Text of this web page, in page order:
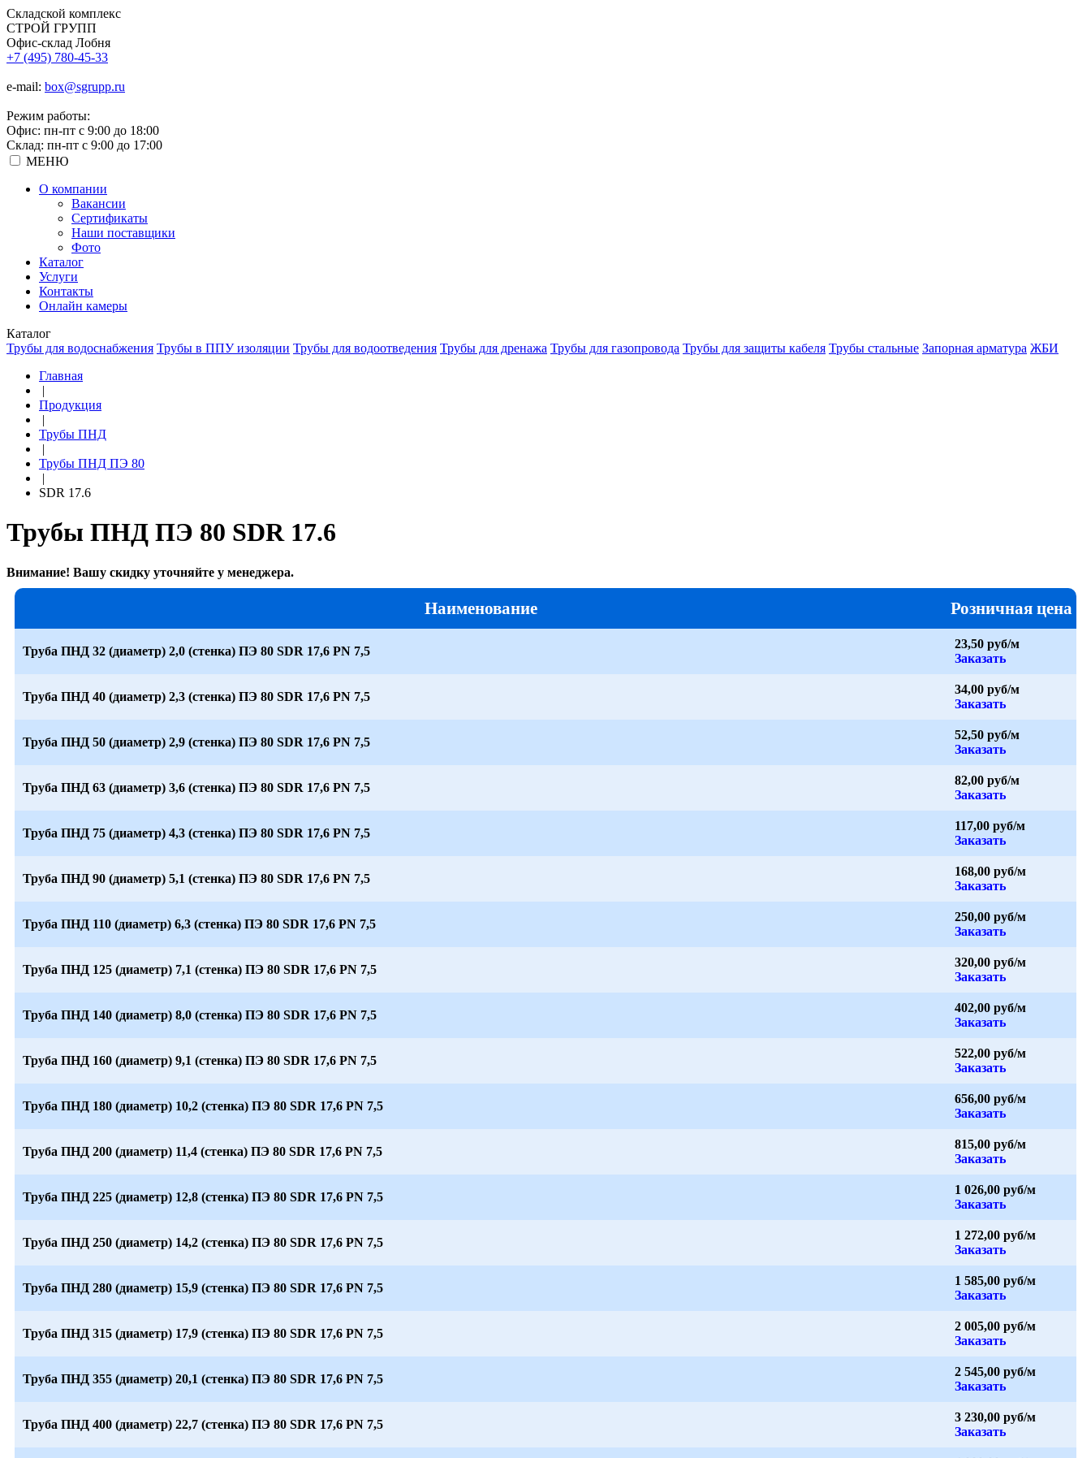
Складской комплекс
СТРОЙ ГРУПП
Офис-склад Лобня
+7 (495) 780-45-33
e-mail: box@sgrupp.ru
Режим работы:
Офис: пн-пт с 9:00 до 18:00
Склад: пн-пт с 9:00 до 17:00
МЕНЮ
О компании
Вакансии
Сертификаты
Наши поставщики
Фото
Каталог
Услуги
Контакты
Онлайн камеры
Каталог
Трубы для водоснабжения Трубы в ППУ изоляции Трубы для водоотведения Трубы для дренажа Трубы для газопровода Трубы для защиты кабеля Трубы стальные Запорная арматура ЖБИ
Главная
|
Продукция
|
Трубы ПНД
|
Трубы ПНД ПЭ 80
|
SDR 17.6
Трубы ПНД ПЭ 80 SDR 17.6
Внимание! Вашу скидку уточняйте у менеджера.
Наименование Розничная цена
Труба ПНД 32 (диаметр) 2,0 (стенка) ПЭ 80 SDR 17,6 PN 7,5
23,50 руб/м
Заказать
Труба ПНД 40 (диаметр) 2,3 (стенка) ПЭ 80 SDR 17,6 PN 7,5
34,00 руб/м
Заказать
Труба ПНД 50 (диаметр) 2,9 (стенка) ПЭ 80 SDR 17,6 PN 7,5
52,50 руб/м
Заказать
Труба ПНД 63 (диаметр) 3,6 (стенка) ПЭ 80 SDR 17,6 PN 7,5
82,00 руб/м
Заказать
Труба ПНД 75 (диаметр) 4,3 (стенка) ПЭ 80 SDR 17,6 PN 7,5
117,00 руб/м
Заказать
Труба ПНД 90 (диаметр) 5,1 (стенка) ПЭ 80 SDR 17,6 PN 7,5
168,00 руб/м
Заказать
Труба ПНД 110 (диаметр) 6,3 (стенка) ПЭ 80 SDR 17,6 PN 7,5
250,00 руб/м
Заказать
Труба ПНД 125 (диаметр) 7,1 (стенка) ПЭ 80 SDR 17,6 PN 7,5
320,00 руб/м
Заказать
Труба ПНД 140 (диаметр) 8,0 (стенка) ПЭ 80 SDR 17,6 PN 7,5
402,00 руб/м
Заказать
Труба ПНД 160 (диаметр) 9,1 (стенка) ПЭ 80 SDR 17,6 PN 7,5
522,00 руб/м
Заказать
Труба ПНД 180 (диаметр) 10,2 (стенка) ПЭ 80 SDR 17,6 PN 7,5
656,00 руб/м
Заказать
Труба ПНД 200 (диаметр) 11,4 (стенка) ПЭ 80 SDR 17,6 PN 7,5
815,00 руб/м
Заказать
Труба ПНД 225 (диаметр) 12,8 (стенка) ПЭ 80 SDR 17,6 PN 7,5
1 026,00 руб/м
Заказать
Труба ПНД 250 (диаметр) 14,2 (стенка) ПЭ 80 SDR 17,6 PN 7,5
1 272,00 руб/м
Заказать
Труба ПНД 280 (диаметр) 15,9 (стенка) ПЭ 80 SDR 17,6 PN 7,5
1 585,00 руб/м
Заказать
Труба ПНД 315 (диаметр) 17,9 (стенка) ПЭ 80 SDR 17,6 PN 7,5
2 005,00 руб/м
Заказать
Труба ПНД 355 (диаметр) 20,1 (стенка) ПЭ 80 SDR 17,6 PN 7,5
2 545,00 руб/м
Заказать
Труба ПНД 400 (диаметр) 22,7 (стенка) ПЭ 80 SDR 17,6 PN 7,5
3 230,00 руб/м
Заказать